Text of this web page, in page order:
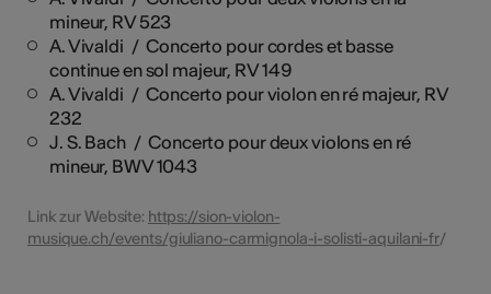
mineur, RV 523
A. Vivaldi / Concerto pour cordes et basse
continue en sol majeur, RV 149
A. Vivaldi / Concerto pour violon en ré majeur, RV
232
J. S. Bach / Concerto pour deux violons en ré
mineur, BWV 1043
Link zur Website: https://sion-violon-
musique.ch/events/giuliano-carmignola-i-solisti-aquilani-fr/